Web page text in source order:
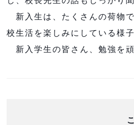
新入生は、たくさんの荷物
校生活を楽しみにしている様子
新入学生の皆さん、勉強を